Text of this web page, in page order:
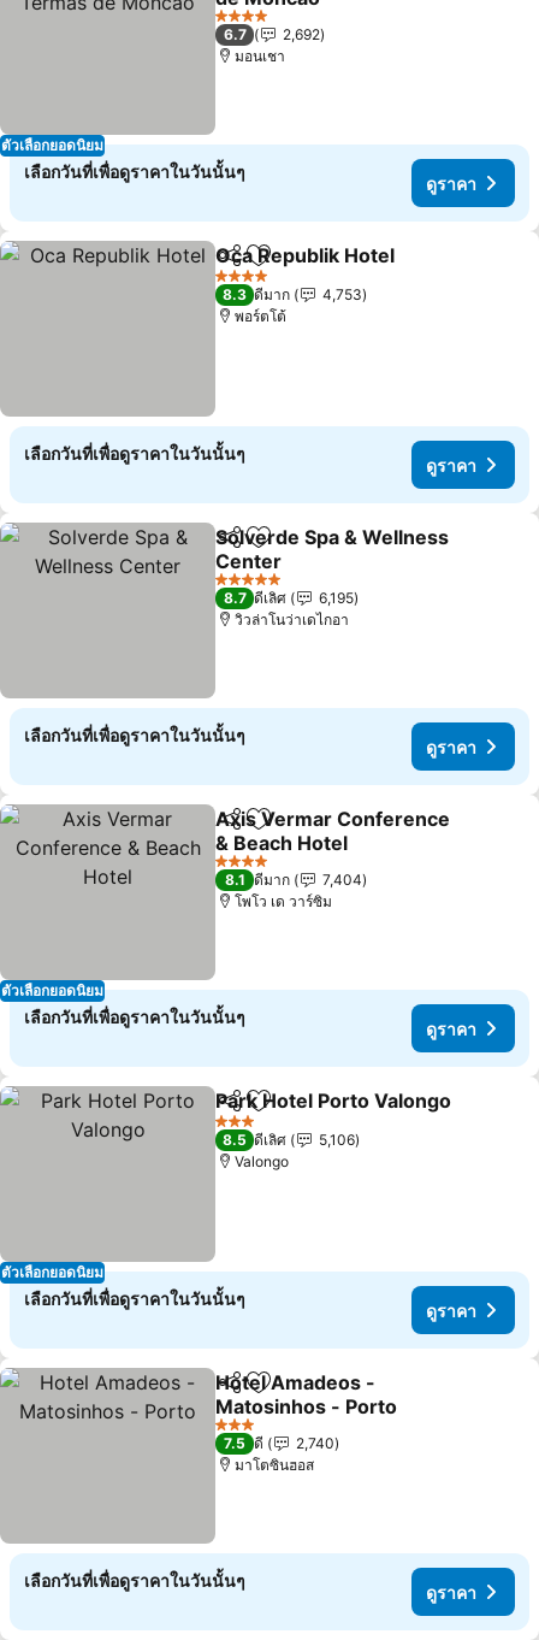
ตัวเลือกยอดนิยม
4 ดาว
6.7
2,692
มอนเชา
เลือกวันที่เพื่อดูราคาในวันนั้นๆ
ดูราคา
แชร์ เพิ่มในรายการโปรด
Oca Republik Hotel
4 ดาว
8.3 ดีมาก
4,753
พอร์ตโต้
เลือกวันที่เพื่อดูราคาในวันนั้นๆ
ดูราคา
แชร์ เพิ่มในรายการโปรด
Solverde Spa & Wellness
Center
5 ดาว
8.7 ดีเลิศ
6,195
วิวล่าโนว่าเดไกอา
เลือกวันที่เพื่อดูราคาในวันนั้นๆ
ดูราคา
ตัวเลือกยอดนิยม
แชร์ เพิ่มในรายการโปรด
Axis Vermar Conference
& Beach Hotel
4 ดาว
8.1 ดีมาก
7,404
โพโว เด วาร์ซิม
เลือกวันที่เพื่อดูราคาในวันนั้นๆ
ดูราคา
ตัวเลือกยอดนิยม
แชร์ เพิ่มในรายการโปรด
Park Hotel Porto Valongo
3 ดาว
8.5 ดีเลิศ
5,106
Valongo
เลือกวันที่เพื่อดูราคาในวันนั้นๆ
ดูราคา
แชร์ เพิ่มในรายการโปรด
Hotel Amadeos -
Matosinhos - Porto
3 ดาว
7.5 ดี
2,740
มาโตซินฮอส
เลือกวันที่เพื่อดูราคาในวันนั้นๆ
ดูราคา